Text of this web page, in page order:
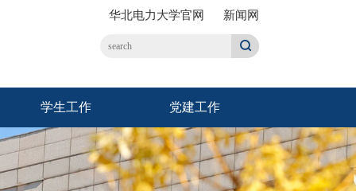
华北电力大学官网 新闻网
学生工作 党建工作